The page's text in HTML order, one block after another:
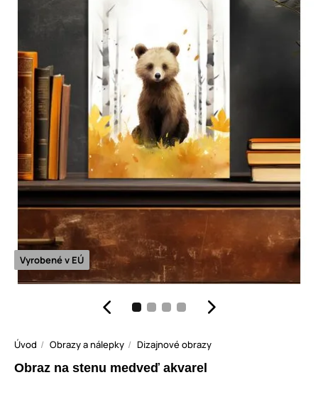
Vyrobené v EÚ
Úvod Obrazy a nálepky Dizajnové obrazy
Obraz na stenu medveď akvarel